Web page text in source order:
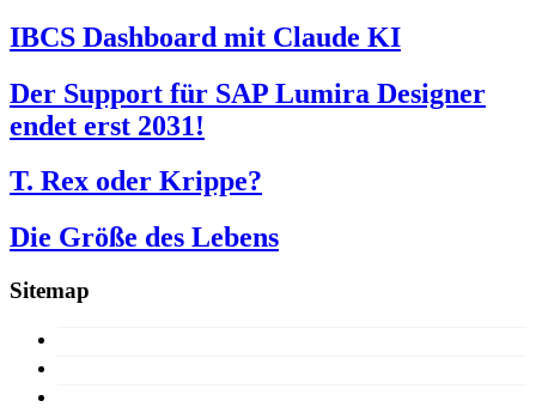
IBCS Dashboard mit Claude KI
Der Support für SAP Lumira Designer
endet erst 2031!
T. Rex oder Krippe?
Die Größe des Lebens
Sitemap